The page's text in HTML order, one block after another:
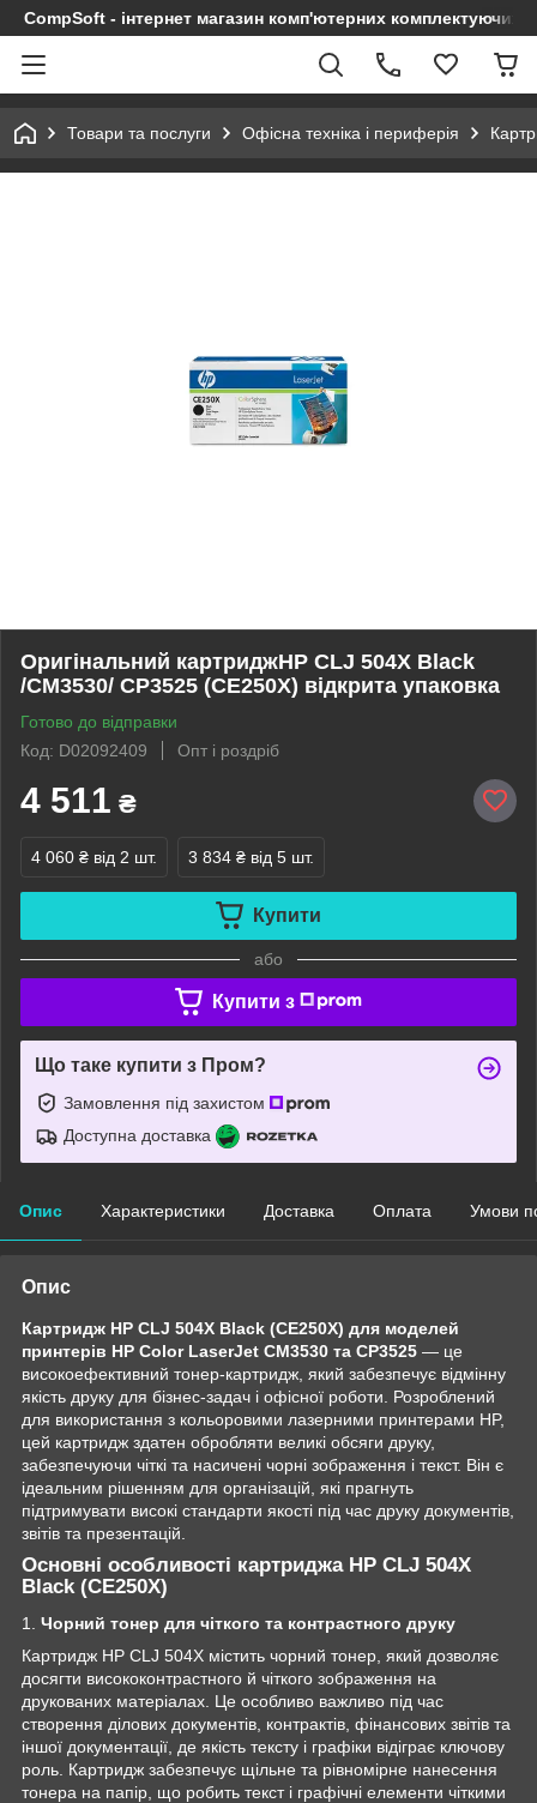
CompSoft - інтернет магазин комп'ютерних комплектуючих
Товари та послуги Офісна техніка і периферія
Оригінальний картриджHP CLJ 504X Black
/CM3530/ CP3525 (CE250X) відкрита упаковка
Готово до відправки
Код: D02092409
Опт і роздріб
4 511 ₴
4 060 ₴ від 2 шт. 3 834 ₴ від 5 шт.
Купити
або
Купити з
Що таке купити з Пром?
Замовлення під захистом
Доступна доставка
Опис Характеристики Доставка Оплата Умови
Опис
Картридж HP CLJ 504X Black (CE250X) для моделей
принтерів HP Color LaserJet CM3530 та CP3525 — це
високоефективний тонер-картридж, який забезпечує відмінну
якість друку для бізнес-задач і офісної роботи. Розроблений
для використання з кольоровими лазерними принтерами HP,
цей картридж здатен обробляти великі обсяги друку,
забезпечуючи чіткі та насичені чорні зображення і текст. Він є
ідеальним рішенням для організацій, які прагнуть
підтримувати високі стандарти якості під час друку документів,
звітів та презентацій.
Основні особливості картриджа HP CLJ 504X
Black (CE250X)
1. Чорний тонер для чіткого та контрастного друку
Картридж HP CLJ 504X містить чорний тонер, який дозволяє
досягти висококонтрастного й чіткого зображення на
друкованих матеріалах. Це особливо важливо під час
створення ділових документів, контрактів, фінансових звітів та
іншої документації, де якість тексту і графіки відіграє ключову
роль. Картридж забезпечує щільне та рівномірне нанесення
тонера на папір, що робить текст і графічні елементи чіткими